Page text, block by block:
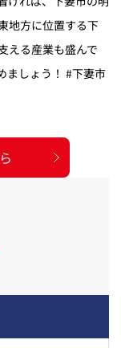
地方に位置する下
える産業も盛んで
ましょう！ #下妻市